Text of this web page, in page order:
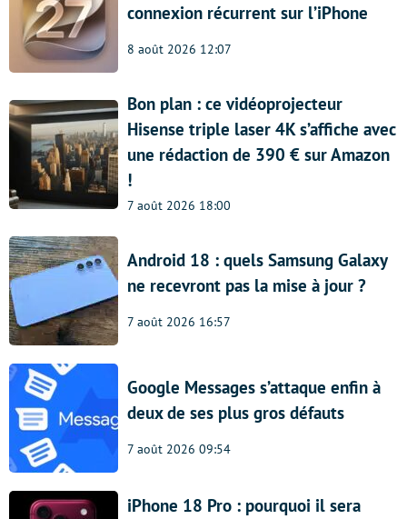
connexion récurrent sur l’iPhone
8 août 2026 12:07
Bon plan : ce vidéoprojecteur
Hisense triple laser 4K s’affiche avec
une rédaction de 390 € sur Amazon
!
7 août 2026 18:00
Android 18 : quels Samsung Galaxy
ne recevront pas la mise à jour ?
7 août 2026 16:57
Google Messages s’attaque enfin à
deux de ses plus gros défauts
7 août 2026 09:54
iPhone 18 Pro : pourquoi il sera